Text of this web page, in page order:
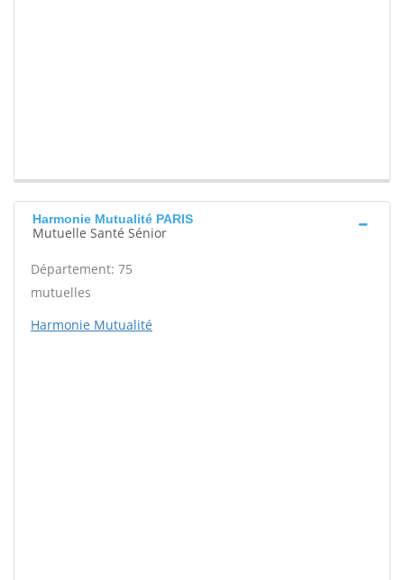
Harmonie Mutualité PARIS
Mutuelle Santé Sénior
Département: 75
mutuelles
Harmonie Mutualité